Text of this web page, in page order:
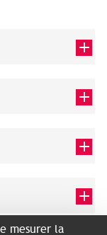
mesurer la